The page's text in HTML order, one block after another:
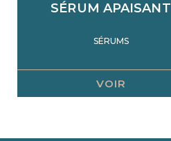
SÉRUM APAISANT
SÉRUMS
VOIR